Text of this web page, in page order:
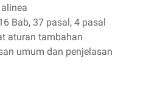
Bab, 37 pasal, 4 pasal
aturan tambahan
umum dan penjelasan